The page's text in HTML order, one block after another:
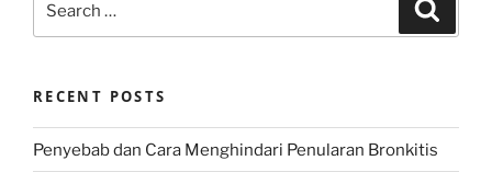
RECENT POSTS
Penyebab dan Cara Menghindari Penularan Bronkitis